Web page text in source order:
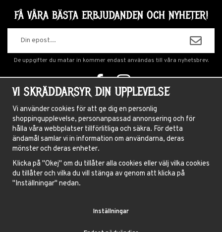
FÅ VÅRA BÄSTA ERBJUDANDEN OCH NYHETER!
De uppgifter du matar in kommer endast användas till våra nyhetsbrev.
OM OSS
NYHETSBREV
OM COOKIES
FRÅGOR OCH SVAR
HÅRFÄRGNINGSGUIDE
INSTRUKTIONER LINSER
BLOGG
VI SKRÄDDARSYR DIN UPPLEVELSE
Vi använder cookies för att ge dig en personlig
shoppingupplevelse, personanpassad annonsering och för
hålla våra webbplatser tillförlitliga och säkra. För detta
ändamål samlar vi in information om användarna, deras
mönster och deras enheter.
Klicka på "Okej" om du tillåter alla cookies eller välj vilka cookies
du tillåter och vilka du vill stänga av genom att klicka på
"Inställningar" nedan.
Inställningar